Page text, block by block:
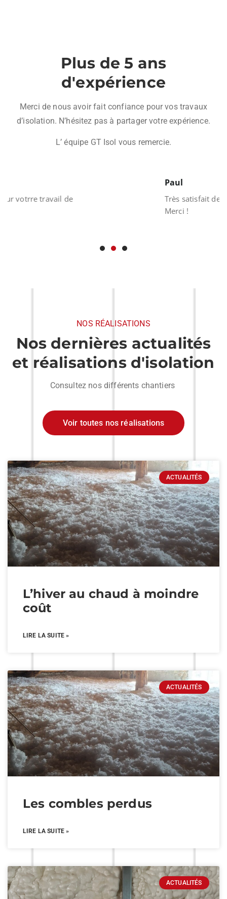
Plus de 5 ans
d'expérience
Merci de nous avoir fait confiance pour vos travaux
d’isolation. N’hésitez pas à partager votre expérience.
L’ équipe GT Isol vous remercie.
Très satisfait des services de GT ISOL.
NOS RÉALISATIONS
Nos dernières actualités
et réalisations d'isolation
Consultez nos différents chantiers
Voir toutes nos réalisations
ACTUALITÉS
L’hiver au chaud à moindre
coût
LIRE LA SUITE »
ACTUALITÉS
Les combles perdus
LIRE LA SUITE »
ACTUALITÉS